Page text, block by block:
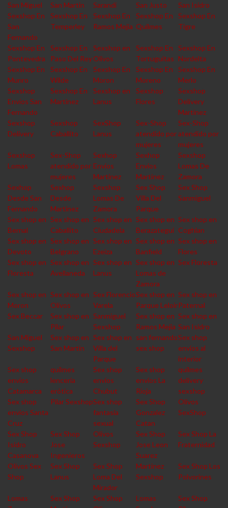
San Miguel
San Martin
Sarandi
San Justo
San Isidro
Sexshop En
San
Fernando
Sexshop En
Temperley
Sexshop En
Ramos Mejia
Sexshop En
Quilmes
Sexshop En
Tigre
Sexshop En
Pontevedra
Sexshop En
Paso Del Rey
Sexshop en
Olivos
Sexshop En
Tortuguitas
Sexshop En
Nordelta
Sexshop En
Munro
Sexshop En
Wilde
Sexshop En
Moron
Sexshop En
Moreno
Sexshop En
Merlo
Sexshop
Envios San
Fernando
Sexshop En
Martinez
Sexshop en
Lanus
Sexshop
Flores
Sexshop
Delivery
Martinez
Sexshop
Delivery
Sexshop
Caballito
SexShop
Lanus
Sex-Shop
atendido por
mujeres
Sex-Shop
atendido por
mujeres
Sexshop
Lomas
Sex-Shop
atendido por
mujeres
Sexhop
Envios
Martinez
Sexhop
Envios
Martinez
Sexshop
Lomas De
Zamora
Sexhop
Desde San
Fernando
Sexhop
Desde
Martinez
Sexshop
Lomas De
Zamora
Sex Shop
Villa Del
Parque
Sex Shop
Sanmiguel
Sex shop en
Bernal
Sex shop en
Caballito
Sex shop en
Ciudadela
Sex shop en
Berazategui
Sex shop en
Coghlan
Sex shop en
Devoto
Sex shop en
Belgrano
Sex shop en
Ezeiza
Sex shop en
Banfield
Sex shop en
Flores
Sex shop en
Floresta
Sex shop en
Avellaneda
Sex shop en
Lanus
Sex shop en
Lomas de
Zamora
Sex Floresta
Sex shop en
Moron
Sex shop en
Olivos
Sex Florencio
Varela
Sex shop en
Parque Leloir
Sex shop en
Paternal
Sex Beccar
Sex shop en
Pilar
Sanmiguel
Sexshop
Sex shop en
Ramos Mejia
Sex shop en
San Isidro
San Miguel
Sexshop
Sex shop en
San Martin
Sex shop en
Villa del
Parque
san fernando
sex shop
Sex shop
envios al
interior
Sex shop
envios
Catamarca
quilmes
lencería
erótica
Sex shop
envios
Chubut
Sex shop
envios La
Rioja
quilmes
delivery
sexshop
Sex shop
envios Santa
Cruz
Pilar SexshopSex shop
fantasia
sexual
Sex Shop
Gonzalez
Catan
Olivos
SexShop
Sex Shop
Isidro
Casanova
Sex Shop
Jose
Ingenieros
Olivos
Sexshop
Sex Shop
Jose Leon
Suarez
Sex Shop La
Fraternidad
Olivos Sex
Shop
Sex Shop
Lanus
Sex Shop
Loma Del
Mirador
Martinez
Sexshop
Sex Shop Los
Polvorines
Lomas
Sex Shop
Sex Shop
Lomas
Sex Shop